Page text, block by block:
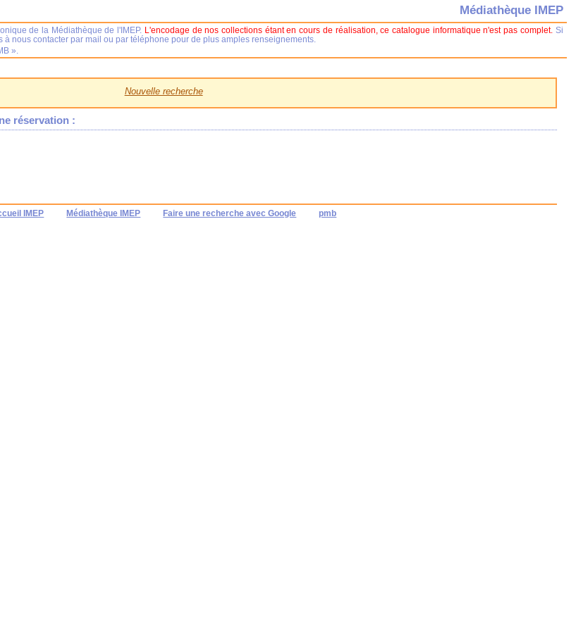
Nouvelle recherche
réservation :
IMEP Médiathèque IMEP Faire une recherche avec Google pmb
Médiathèque IMEP
de la Médiathèque de l'IMEP. L'encodage de nos collections étant en cours de réalisation, ce catalogue informatique n'est pas complet. Si
nous contacter par mail ou par téléphone pour de plus amples renseignements.
».